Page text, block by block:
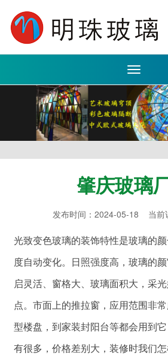
Toggle
肇庆玻璃
发布时间：2024-05-18 当前
光致变色玻璃的装饰特性是玻璃的
度自动变化。日照强度高，玻璃的
启灵活、窗格大、玻璃面积大，采
点。市面上的推拉窗，应用范围非
型楼盘，到家装封阳台等都会用到
有很多，价格差别大，装修时我们